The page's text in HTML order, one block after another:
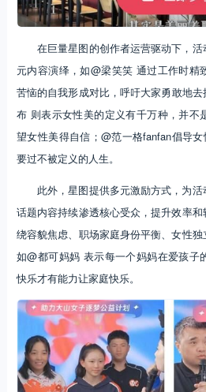
在巨量星图的创作者运营驱动下，
元内容演绎，如@梁笑笑 通过工作时精
苦恼的自我形成对比，呼吁大家勇敢地
布 则表示女性美的定义有千万种，并不
望女性美得自信；@范一格fanfan倡导女
要过不被定义的人生。
此外，星图提供多元激励方式，为
话题内容持续渗透核心受众，提升效率
绕容貌焦虑、职场家庭身份平衡、女性独
如@都可妈妈 表示每一个妈妈在爱孩子
快乐才有能力让家庭快乐。